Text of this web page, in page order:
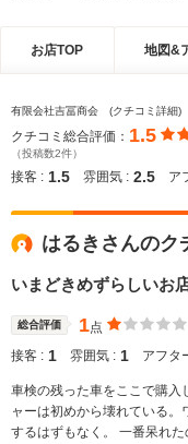
お店TOP 地図&
有限会社吉冨商会 (クチコミ詳細)
クチコミ総合評価： 1.5
（投稿数2件）
接客 : 1.5 雰囲気 : 2.5 ア
はるきさんのク
いまどきめずらしいお
総合評価 1点
接客 : 1 雰囲気 : 1 アフタ
車検の残った車をここで購入
ャーは初めから壊れている
するはずもなく。 一番呆れ